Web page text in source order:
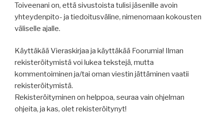
Toiveenani on, että sivustoista tulisi jäsenille avoin
yhteydenpito- ja tiedoitusväline, nimenomaan kokousten
väliselle ajalle.
Käyttäkää Vieraskirjaa ja käyttäkää Foorumia! Ilman
rekisteröitymistä voi lukea tekstejä, mutta
kommentoiminen ja/tai oman viestin jättäminen vaatii
rekisteröitymistä.
Rekisteröityminen on helppoa, seuraa vain ohjelman
ohjeita, ja kas, olet rekisteröitynyt!